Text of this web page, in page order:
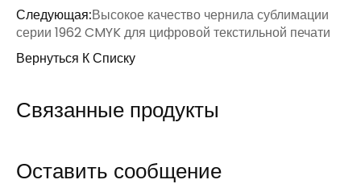
Следующая:Высокое качество чернила сублимации
серии 1962 CMYK для цифровой текстильной печати
Вернуться К Списку
Связанные продукты
Оставить сообщение